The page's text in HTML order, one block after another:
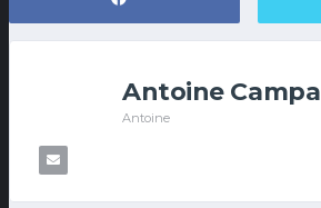
Antoine Campa
Antoine